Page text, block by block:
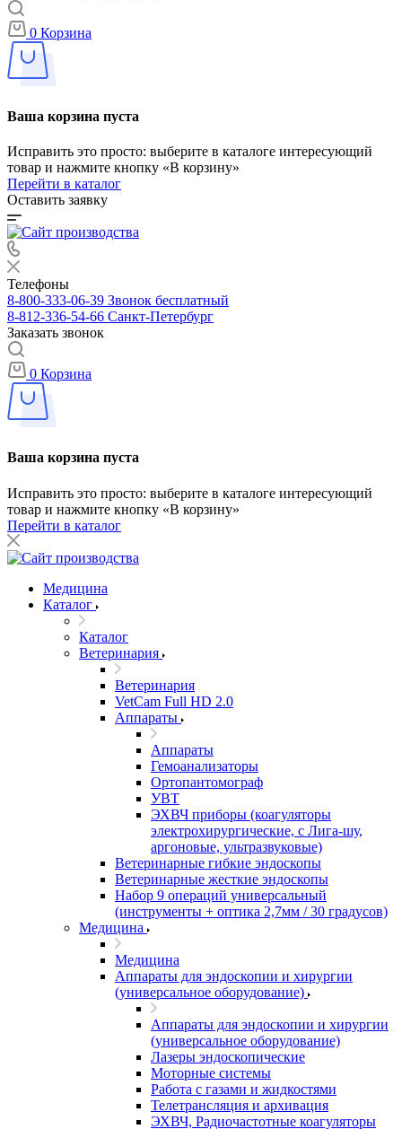
0 Корзина
Ваша корзина пуста
Исправить это просто: выберите в каталоге интересующий
товар и нажмите кнопку «В корзину»
Перейти в каталог
Оставить заявку
Телефоны
8-800-333-06-39 Звонок бесплатный
8-812-336-54-66 Санкт-Петербург
Заказать звонок
0 Корзина
Ваша корзина пуста
Исправить это просто: выберите в каталоге интересующий
товар и нажмите кнопку «В корзину»
Перейти в каталог
Медицина
Каталог
Каталог
Ветеринария
Ветеринария
VetCam Full HD 2.0
Аппараты
Аппараты
Гемоанализаторы
Ортопантомограф
УВТ
ЭХВЧ приборы (коагуляторы
электрохирургические, с Лига-шу,
аргоновые, ультразвуковые)
Ветеринарные гибкие эндоскопы
Ветеринарные жесткие эндоскопы
Набор 9 операций универсальный
(инструменты + оптика 2,7мм / 30 градусов)
Медицина
Медицина
Аппараты для эндоскопии и хирургии
(универсальное оборудование)
Аппараты для эндоскопии и хирургии
(универсальное оборудование)
Лазеры эндоскопические
Моторные системы
Работа с газами и жидкостями
Телетрансляция и архивация
ЭХВЧ, Радиочастотные коагуляторы